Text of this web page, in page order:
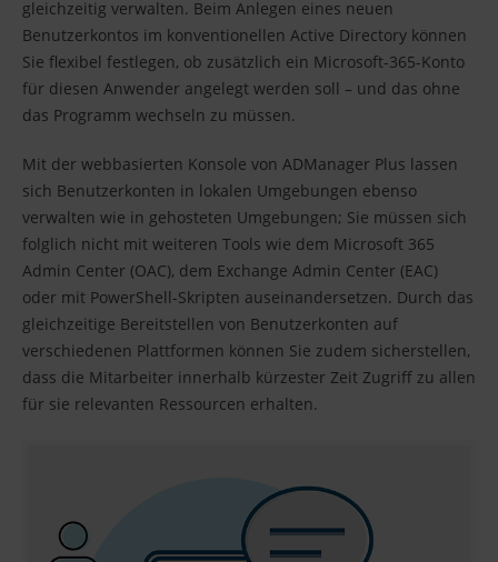
gleichzeitig verwalten. Beim Anlegen eines neuen
Benutzerkontos im konventionellen Active Directory können
Sie flexibel festlegen, ob zusätzlich ein Microsoft-365-Konto
für diesen Anwender angelegt werden soll – und das ohne
das Programm wechseln zu müssen.
Mit der webbasierten Konsole von ADManager Plus lassen
sich Benutzerkonten in lokalen Umgebungen ebenso
verwalten wie in gehosteten Umgebungen; Sie müssen sich
folglich nicht mit weiteren Tools wie dem Microsoft 365
Admin Center (OAC), dem Exchange Admin Center (EAC)
oder mit PowerShell-Skripten auseinandersetzen. Durch das
gleichzeitige Bereitstellen von Benutzerkonten auf
verschiedenen Plattformen können Sie zudem sicherstellen,
dass die Mitarbeiter innerhalb kürzester Zeit Zugriff zu allen
für sie relevanten Ressourcen erhalten.